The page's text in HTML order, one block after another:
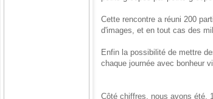
Cette rencontre a réuni 200
d'images, et en tout cas des
Enfin la possibilité de mettre
chaque journée avec bonheur
Côté chiffres, nous avons été,